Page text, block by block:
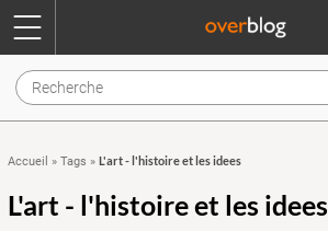
Accueil » Tags » L'art - l'histoire et les idees
L'art - l'histoire et les idees